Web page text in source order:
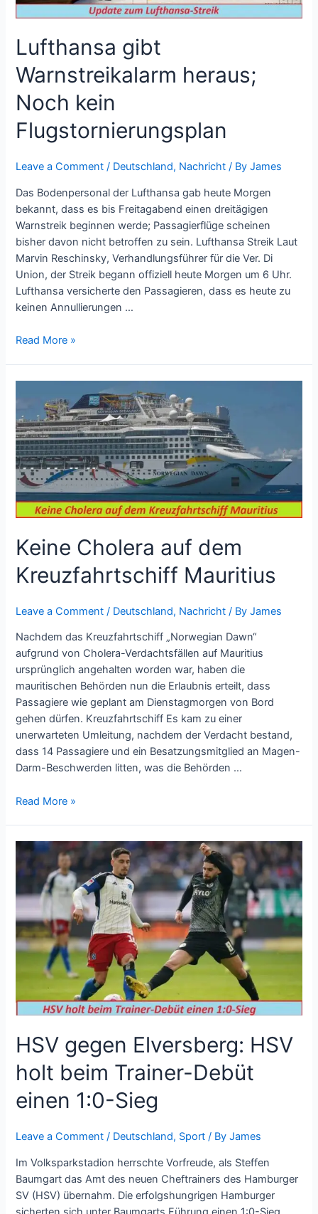
Lufthansa gibt
Warnstreikalarm heraus;
Noch kein
Flugstornierungsplan
Leave a Comment / Deutschland, Nachricht / ByJames
Das Bodenpersonal der Lufthansa gab heute Morgen
bekannt, dass es bis Freitagabend einen dreitägigen
Warnstreik beginnen werde; Passagierflüge scheinen
bisher davon nicht betroffen zu sein. Lufthansa Streik Laut
Marvin Reschinsky, Verhandlungsführer für die Ver. Di
Union, der Streik begann offiziell heute Morgen um 6 Uhr.
Lufthansa versicherte den Passagieren, dass es heute zu
keinen Annullierungen …
Read More »
Keine Cholera auf dem
Kreuzfahrtschiff Mauritius
Leave a Comment / Deutschland, Nachricht / ByJames
Nachdem das Kreuzfahrtschiff „Norwegian Dawn“
aufgrund von Cholera-Verdachtsfällen auf Mauritius
ursprünglich angehalten worden war, haben die
mauritischen Behörden nun die Erlaubnis erteilt, dass
Passagiere wie geplant am Dienstagmorgen von Bord
gehen dürfen. Kreuzfahrtschiff Es kam zu einer
unerwarteten Umleitung, nachdem der Verdacht bestand,
dass 14 Passagiere und ein Besatzungsmitglied an Magen-
Darm-Beschwerden litten, was die Behörden …
Cholera
auf
dem
Kreuzfahrtschiff
Mauritius
Read More »
HSV gegen Elversberg: HSV
holt beim Trainer-Debüt
einen 1:0-Sieg
Leave a Comment / Deutschland, Sport / ByJames
Im Volksparkstadion herrschte Vorfreude, als Steffen
Baumgart das Amt des neuen Cheftrainers des Hamburger
SV (HSV) übernahm. Die erfolgshungrigen Hamburger
HSV
Elversberg:
HSV
holt
beim
Trainer-
1:0-
Sieg